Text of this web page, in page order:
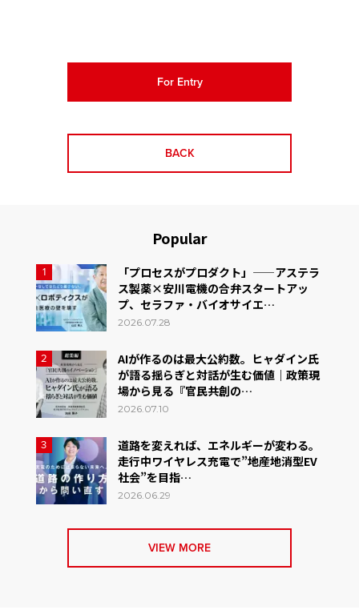
For Entry
BACK
Popular
1
「プロセスがプロダクト」——アステラ
ス製薬×安川電機の合弁スタートアッ
プ、セラファ・バイオサイエ…
2026.07.28
2
AIが作るのは最大公約数。ヒャダイン氏
が語る揺らぎと対話が生む価値｜政策現
場から見る『官民共創の…
2026.07.10
3
道路を変えれば、エネルギーが変わる。
走行中ワイヤレス充電で”地産地消型EV
社会”を目指…
2026.06.29
VIEW MORE